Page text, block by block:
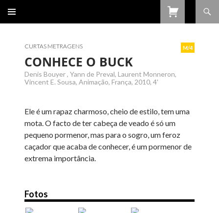
CONTEÚDO
CURTAS METRAGENS M/4
CONHECE O BUCK
Denis Bouyer , Yann de Preval, Laurent Monneron,
Vincent E. Sousa, Animação, França, 2010, 4'
Ele é um rapaz charmoso, cheio de estilo, tem uma
mota. O facto de ter cabeça de veado é só um
pequeno pormenor, mas para o sogro, um feroz
caçador que acaba de conhecer, é um pormenor de
extrema importância.
Fotos